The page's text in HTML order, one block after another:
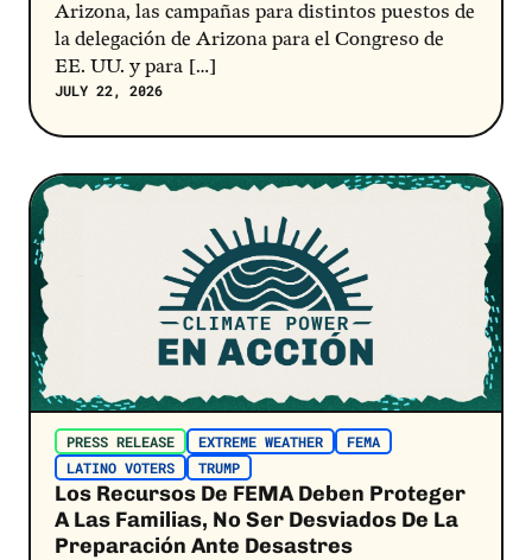
Arizona, las campañas para distintos puestos de
la delegación de Arizona para el Congreso de
EE. UU. y para […]
JULY 22, 2026
Post Link
PRESS RELEASE EXTREME WEATHER
FEMA
LATINO VOTERS
TRUMP
Los Recursos De FEMA Deben Proteger
A Las Familias, No Ser Desviados De La
Preparación Ante Desastres